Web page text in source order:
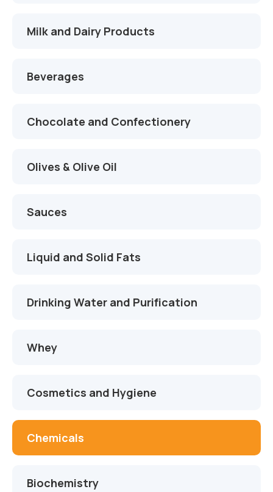
Süt Tankları
Alkol Proses Tankları
Montaj ve Devreye Alma
Milk and Dairy Products
Beverages
Chocolate and Confectionery
Olives & Olive Oil
Sauces
Liquid and Solid Fats
Drinking Water and Purification
Whey
Cosmetics and Hygiene
Chemicals
Biochemistry